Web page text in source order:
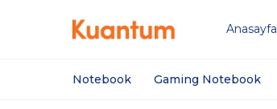
Anasayfa
Notebook Gaming Notebook